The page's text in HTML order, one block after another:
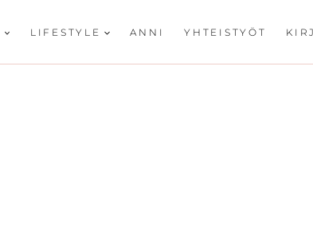
LIFESTYLE ANNI YHTEISTYÖT